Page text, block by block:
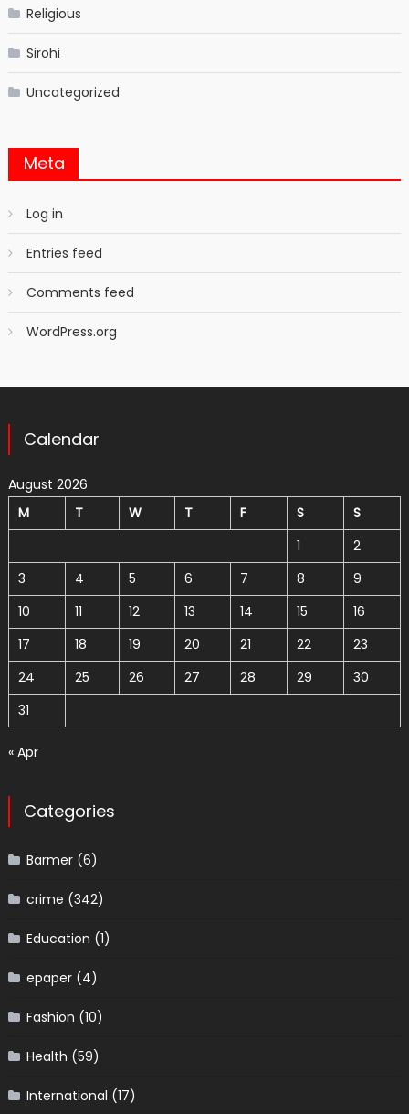
Religious
Sirohi
Uncategorized
Meta
Log in
Entries feed
Comments feed
WordPress.org
Calendar
August 2026
M
T W T F S
S
1
2
3
4 5 6 7 8
9
10
11 12 13 14 15
16
17
18 19 20 21 22
23
24
25 26 27 28 29
30
31
« Apr
Categories
Barmer(6)
crime (342)
Education (1)
epaper(4)
Fashion (10)
Health (59)
International (17)